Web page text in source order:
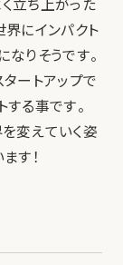
立ち上がった
界にインパクト
りそうです。
ートアップで
る事です。
変えていく姿
す！